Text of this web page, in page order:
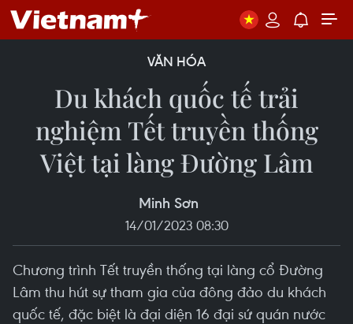
VĂN HÓA
Du khách quốc tế trải
nghiệm Tết truyền thống
Việt tại làng Đường Lâm
Minh Sơn
14/01/2023 08:30
Chương trình Tết truyền thống tại làng cổ Đường
Lâm thu hút sự tham gia của đông đảo du khách
quốc tế, đặc biệt là đại diện 16 đại sứ quán nước